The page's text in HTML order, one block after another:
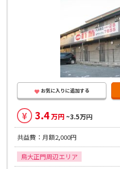
お気に入りに追加する
¥ 3.4万円 ~3.5万円
共益費：月額2,000円
鳥大正門周辺エリア